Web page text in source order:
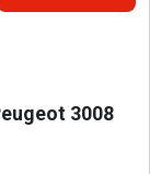
3008